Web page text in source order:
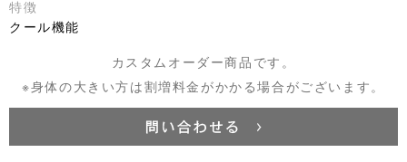
特徴
クール機能
カスタムオーダー商品です。
※身体の大きい方は割増料金がかかる場合がございます。